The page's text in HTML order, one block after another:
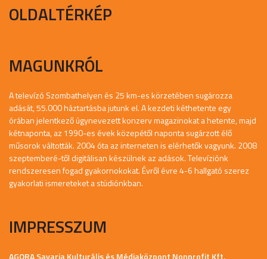
OLDALTÉRKÉP
MAGUNKRÓL
A televízó Szombathelyen és 25 km-es körzetében sugározza
adását, 55.000 háztartásba jutunk el. A kezdeti kéthetente egy
órában jelentkező úgynevezett konzerv magazinokat a hetente, majd
kétnaponta, az 1990-es évek közepétől naponta sugárzott élő
műsorok váltották. 2004 óta az interneten is elérhetők vagyunk. 2008
szeptemberé-től digitálisan készülnek az adások. Televíziónk
rendszeresen fogad gyakornokokat. Évről évre 4-6 hallgató szerez
gyakorlati ismereteket a stúdiónkban.
IMPRESSZUM
AGORA Savaria Kulturális és Médiaközpont Nonprofit Kft.